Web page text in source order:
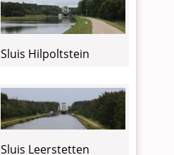
Sluis Hilpoltstein
Sluis Leerstetten